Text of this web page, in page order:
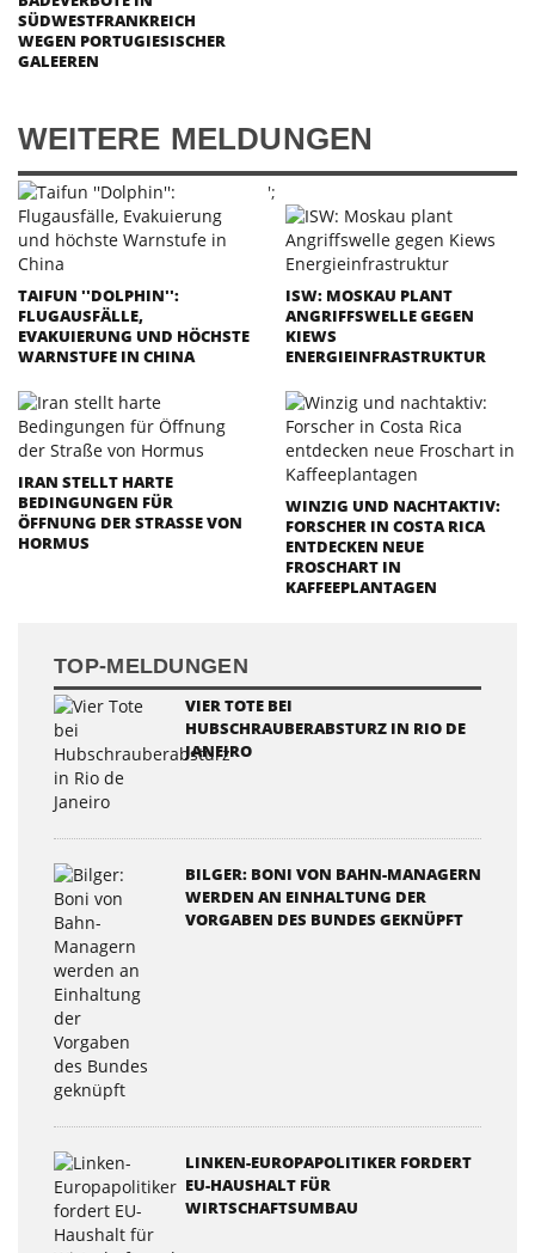
SÜDWESTFRANKREICH
WEGEN PORTUGIESISCHER
GALEEREN
WEITERE MELDUNGEN
';
TAIFUN ''DOLPHIN'':
FLUGAUSFÄLLE,
EVAKUIERUNG UND HÖCHSTE
WARNSTUFE IN CHINA
ISW: MOSKAU PLANT
ANGRIFFSWELLE GEGEN
KIEWS
ENERGIEINFRASTRUKTUR
IRAN STELLT HARTE
BEDINGUNGEN FÜR
ÖFFNUNG DER STRASSE VON H
ORMUS
WINZIG UND NACHTAKTIV:
FORSCHER IN COSTA RICA
ENTDECKEN NEUE
FROSCHART IN
KAFFEEPLANTAGEN
TOP-MELDUNGEN
VIER TOTE BEI
HUBSCHRAUBERABSTURZ IN RIO DE
JANEIRO
BILGER: BONI VON BAHN-MANAGERN
WERDEN AN EINHALTUNG DER
VORGABEN DES BUNDES GEKNÜPFT
LINKEN-EUROPAPOLITIKER FORDERT
EU-HAUSHALT FÜR
WIRTSCHAFTSUMBAU